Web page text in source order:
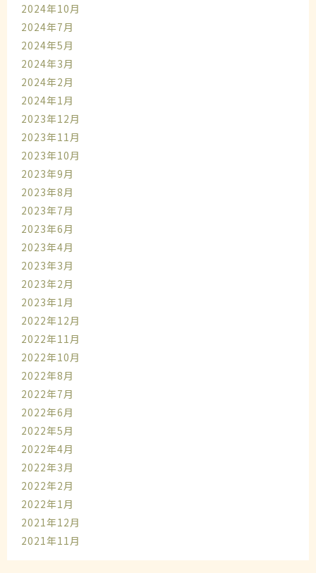
2024年10月
2024年7月
2024年5月
2024年3月
2024年2月
2024年1月
2023年12月
2023年11月
2023年10月
2023年9月
2023年8月
2023年7月
2023年6月
2023年4月
2023年3月
2023年2月
2023年1月
2022年12月
2022年11月
2022年10月
2022年8月
2022年7月
2022年6月
2022年5月
2022年4月
2022年3月
2022年2月
2022年1月
2021年12月
2021年11月